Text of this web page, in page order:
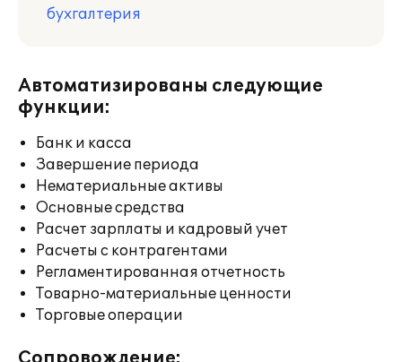
бухгалтерия
Автоматизированы следующие
функции:
Банк и касса
Завершение периода
Нематериальные активы
Основные средства
Расчет зарплаты и кадровый учет
Расчеты с контрагентами
Регламентированная отчетность
Товарно-материальные ценности
Торговые операции